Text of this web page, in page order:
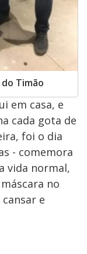
Timão
em casa, e
cada gota de
foi o dia
- comemora
vida normal,
no
e